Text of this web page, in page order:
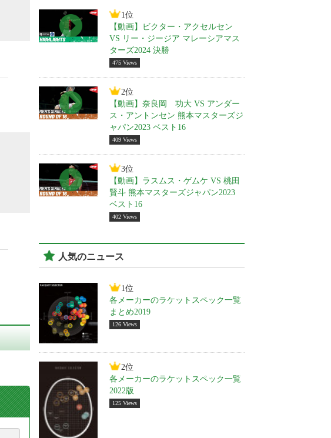
1位
【動画】ビクター・アクセルセン
VS リー・ジージア マレーシアマス
ターズ2024 決勝
475 Views
2位
【動画】奈良岡 功大 VS アンダー
ス・アントンセン 熊本マスターズジ
ャパン2023 ベスト16
409 Views
3位
【動画】ラスムス・ゲムケ VS 桃田
賢斗 熊本マスターズジャパン2023
ベスト16
402 Views
人気のニュース
1位
各メーカーのラケットスペック一覧
まとめ2019
126 Views
2位
各メーカーのラケットスペック一覧
2022版
125 Views